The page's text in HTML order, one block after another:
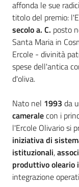
il
Consumatore
L'Impresa
Digitale
Ac
ce
di
affonda le sue
titolo del premio:
secolo a. C. posto
Santa Maria in
Ercole - divinità
spese dell'antica
d'oliva.
Nato nel 1993 da
cameralecon i
l'Ercole Olivario si
iniziativa di
istituzionali,
produttivo oleario
integrazione